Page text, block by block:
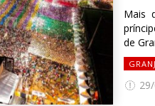
Mais
de